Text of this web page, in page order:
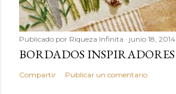
Publicado por Riqueza Infinita junio 18, 2014
BORDADOS INSPIRADORES
Compartir Publicar un comentario